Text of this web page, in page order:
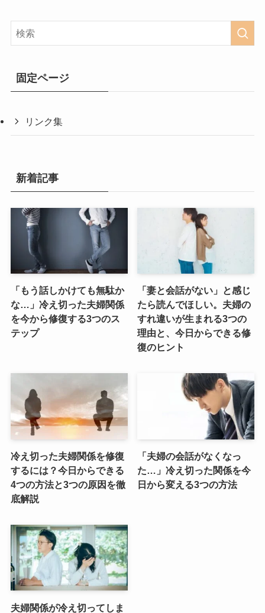
固定ページ
リンク集
新着記事
「もう話しかけても無駄か
な…」冷え切った夫婦関係
を今から修復する3つのス
テップ
「妻と会話がない」と感じ
たら読んでほしい。夫婦の
すれ違いが生まれる3つの
理由と、今日からできる修
復のヒント
冷え切った夫婦関係を修復
するには？今日からできる
4つの方法と3つの原因を徹
底解説
「夫婦の会話がなくなっ
た…」冷え切った関係を今
日から変える3つの方法
夫婦関係が冷え切ってしま